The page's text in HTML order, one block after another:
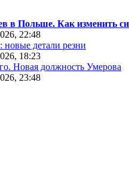
в Польше. Как изменить
22:48
детали резни
18:23
Новая должность Умерова
23:48